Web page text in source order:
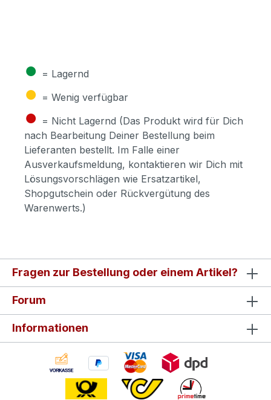
● = Lagernd
● = Wenig verfügbar
● = Nicht Lagernd (Das Produkt wird für Dich
nach Bearbeitung Deiner Bestellung beim
Lieferanten bestellt. Im Falle einer
Ausverkaufsmeldung, kontaktieren wir Dich mit
Lösungsvorschlägen wie Ersatzartikel,
Shopgutschein oder Rückvergütung des
Warenwerts.)
Fragen zur Bestellung oder einem Artikel?
Forum
Informationen